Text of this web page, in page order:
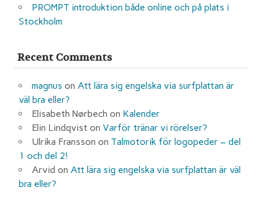
PROMPT introduktion både online och på plats i
Stockholm
Recent Comments
magnus on Att lära sig engelska via surfplattan är
väl bra eller?
Elisabeth Nørbech on Kalender
Elin Lindqvist on Varför tränar vi rörelser?
Ulrika Fransson on Talmotorik för logopeder – del
1 och del 2!
Arvid on Att lära sig engelska via surfplattan är väl
bra eller?